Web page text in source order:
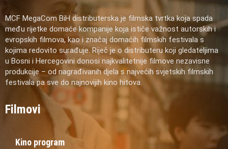
MCF MegaCom BiH distributerska je filmska tvrtka koja spada
među rijetke domaće kompanije koja ističe važnost autorskih i
evropskih filmova, kao i značaj domaćih filmskih festivala s
kojima redovito surađuje. Riječ je o distributeru koji gledateljima
u Bosni i Hercegovini donosi najkvalitetnije filmove nezavisne
produkcije – od nagrađivanih djela s najvećih svjetskih filmskih
festivala pa sve do najnovijih kino hitova.
Filmovi
Kino program